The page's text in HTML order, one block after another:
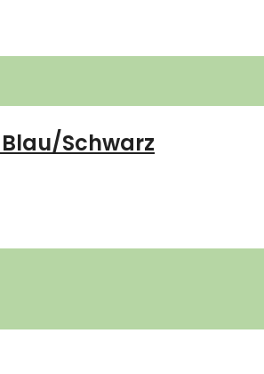
Schwarz